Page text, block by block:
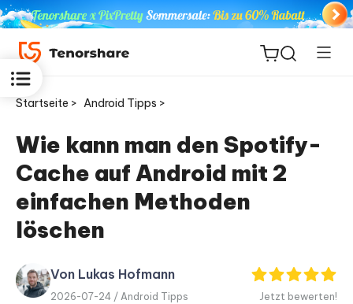
ReiBoot
for iOS
PDNob
Editor
Startseite > Android Tipps >
Wie kann man den Spotify-
Cache auf Android mit 2
einfachen Methoden
löschen
Von Lukas Hofmann
2026-07-24 / Android Tipps Jetzt bewerten!